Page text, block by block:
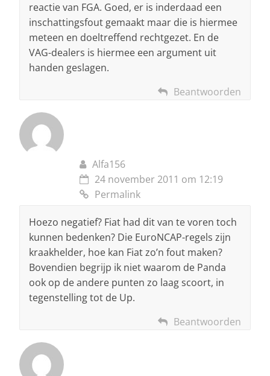
reactie van FGA. Goed, er is inderdaad een
inschattingsfout gemaakt maar die is hiermee
meteen en doeltreffend rechtgezet. En de
VAG-dealers is hiermee een argument uit
handen geslagen.
Beantwoorden
Alfa156
24 november 2011 om 12:19
Permalink
Hoezo negatief? Fiat had dit van te voren toch
kunnen bedenken? Die EuroNCAP-regels zijn
kraakhelder, hoe kan Fiat zo’n fout maken?
Bovendien begrijp ik niet waarom de Panda
ook op de andere punten zo laag scoort, in
tegenstelling tot de Up.
Beantwoorden